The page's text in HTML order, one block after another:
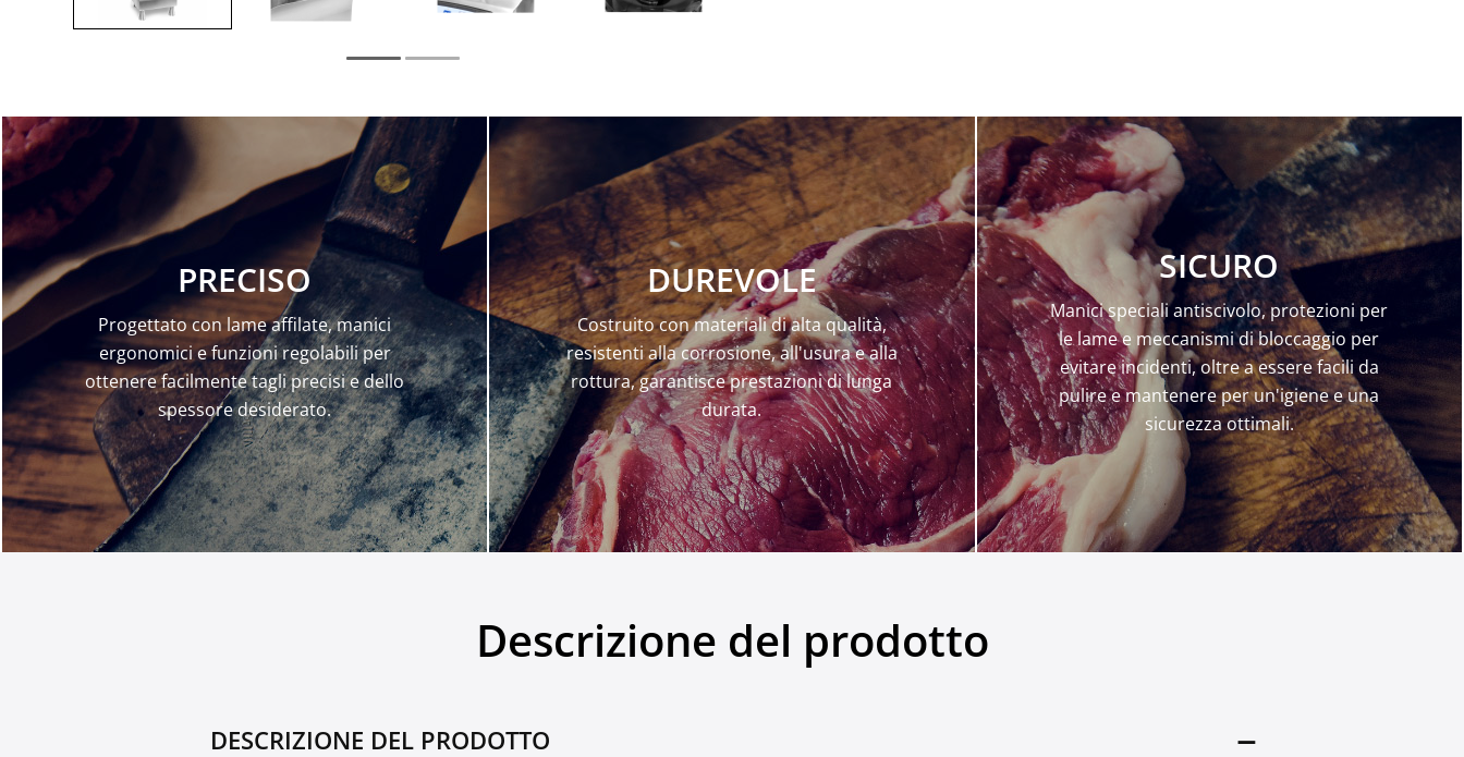
PRECISO
Progettato con lame affilate, manici
ergonomici e funzioni regolabili per
ottenere facilmente tagli precisi e dello
spessore desiderato.
DUREVOLE
Costruito con materiali di alta qualità,
resistenti alla corrosione, all'usura e alla
rottura, garantisce prestazioni di lunga
durata.
SICURO
Manici speciali antiscivolo, protezioni per
le lame e meccanismi di bloccaggio per
evitare incidenti, oltre a essere facili da
pulire e mantenere per un'igiene e una
sicurezza ottimali.
Descrizione del prodotto
DESCRIZIONE DEL PRODOTTO